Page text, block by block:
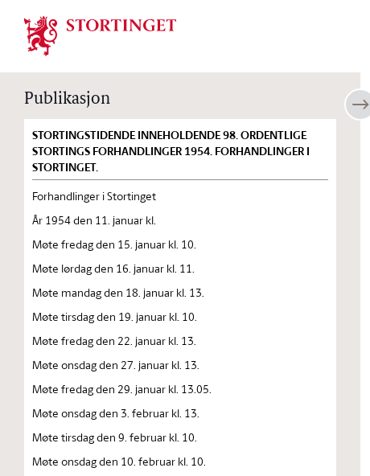
Stortinget.no
Publikasjon
STORTINGSTIDENDE INNEHOLDENDE 98. ORDENTLIGE
STORTINGS FORHANDLINGER 1954. FORHANDLINGER I
STORTINGET.
Forhandlinger i Stortinget
År 1954 den 11. januar kl.
Møte fredag den 15. januar kl. 10.
Møte lørdag den 16. januar kl. 11.
Møte mandag den 18. januar kl. 13.
Møte tirsdag den 19. januar kl. 10.
Møte fredag den 22. januar kl. 13.
Møte onsdag den 27. januar kl. 13.
Møte fredag den 29. januar kl. 13.05.
Møte onsdag den 3. februar kl. 13.
Møte tirsdag den 9. februar kl. 10.
Møte onsdag den 10. februar kl. 10.